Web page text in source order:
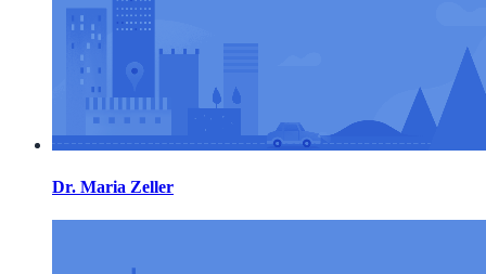
Dr. Maria Zeller